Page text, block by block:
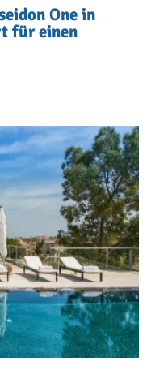
One in
für einen